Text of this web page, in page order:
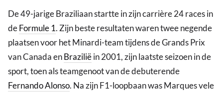
De 49-jarige Braziliaan startte in zijn carrière 24 races in
deFormule 1. Zijn beste resultaten waren twee negende
plaatsen voor het Minardi-team tijdens de Grands Prix
van Canada enBraziliëin 2001, zijn laatste seizoen in de
sport, toen als teamgenoot van de debuterende
Fernando Alonso. Na zijn F1-loopbaan was Marques vele